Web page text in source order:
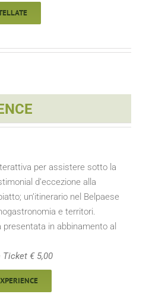
per assistere sotto la
d’eccezione alla
un’itinerario nel Bel­paese
e territori.
in abbinamento al
€ 5,00